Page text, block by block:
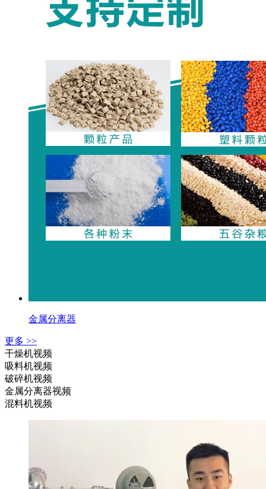
金属分离器
更多 >>
干燥机视频
吸料机视频
破碎机视频
金属分离器视频
混料机视频